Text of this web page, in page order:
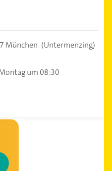
München (Untermenzing)
um 08:30